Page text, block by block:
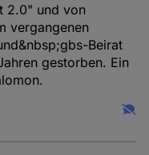
2.0" und von
vergangenen
Beirat
gestorben. Ein